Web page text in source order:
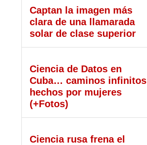
Captan la imagen más
clara de una llamarada
solar de clase superior
Ciencia de Datos en
Cuba… caminos infinitos
hechos por mujeres
(+Fotos)
Ciencia rusa frena el